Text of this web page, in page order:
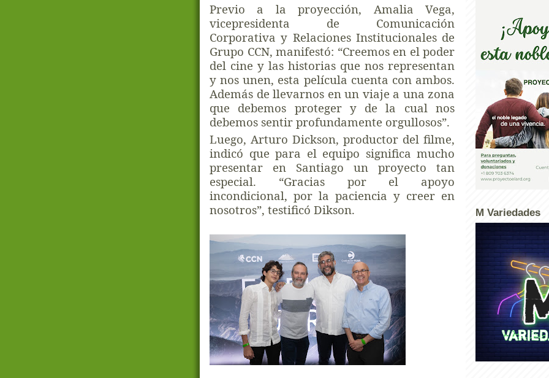
Previo a la proyección, Amalia Vega,
vicepresidenta de Comunicación
Corporativa y Relaciones Institucionales de
Grupo CCN, manifestó: “Creemos en el poder
del cine y las historias que nos representan
y nos unen, esta película cuenta con ambos.
Además de llevarnos en un viaje a una zona
que debemos proteger y de la cual nos
debemos sentir profundamente orgullosos”.
Luego, Arturo Dickson, productor del filme,
indicó que para el equipo significa mucho
presentar en Santiago un proyecto tan
especial. “Gracias por el apoyo
incondicional, por la paciencia y creer en
nosotros”, testificó Dikson.
M Variedades